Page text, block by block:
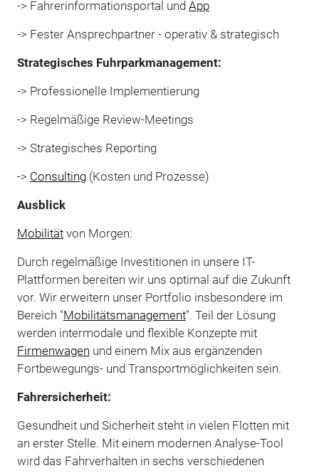
-> Fahrerinformationsportal und App
-> Fester Ansprechpartner - operativ & strategisch
Strategisches Fuhrparkmanagement:
-> Professionelle Implementierung
-> Regelmäßige Review-Meetings
-> Strategisches Reporting
-> Consulting(Kosten und Prozesse)
Ausblick
Mobilitätvon Morgen:
Durch regelmäßige Investitionen in unsere IT-
Plattformen bereiten wir uns optimal auf die Zukunft
vor. Wir erweitern unser Portfolio insbesondere im
Bereich "Mobilitätsmanagement". Teil der Lösung
werden intermodale und flexible Konzepte mit
Firmenwagen und einem Mix aus ergänzenden
Fortbewegungs- und Transportmöglichkeiten sein.
Fahrersicherheit:
Gesundheit und Sicherheit steht in vielen Flotten mit
an erster Stelle. Mit einem modernen Analyse-Tool
wird das Fahrverhalten in sechs verschiedenen